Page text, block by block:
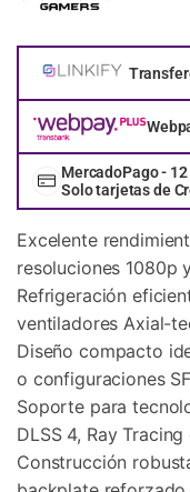
MercadoPago -
Solo tarjetas de
Excelente
resoluciones 1080p
Refrigeración
ventiladores Axial-
Diseño compacto
o configuraciones
Soporte para
DLSS 4, Ray
Construcción